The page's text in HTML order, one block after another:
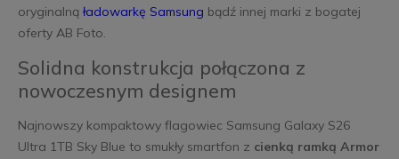
oryginalną ładowarkę Samsung bądź innej marki z bogatej
oferty AB Foto.
Solidna konstrukcja połączona z
nowoczesnym designem
Najnowszy kompaktowy flagowiec Samsung Galaxy S26
Ultra 1TB Sky Blue to smukły smartfon z cienką ramką Armor